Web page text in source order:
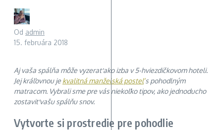
Od admin
15. februára 2018
Aj vaša spálňa môže vyzerať ako izba v 5-hviezdičkovom hoteli.
Jej kráľovnou je kvalitná manželská posteľs pohodlným
matracom. Vybrali sme pre vás niekoľko tipov, ako jednoducho
zostaviť vašu spálňu snov.
Vytvorte si prostredie pre pohodlie